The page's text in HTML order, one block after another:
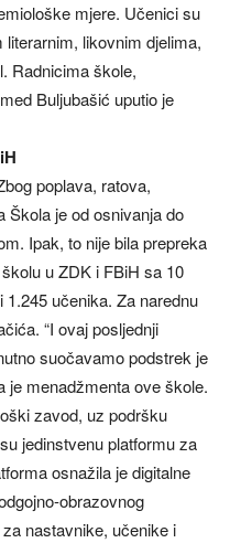
mjere. Učenici su
likovnim djelima,
Radnicima škole,
Buljubašić uputio je
poplava, ratova,
Škola je od osnivanja do
Ipak, to nije bila prepreka
u ZDK i FBiH sa 10
učenika. Za narednu
“I ovaj posljednji
suočavamo podstrek je
je menadžmenta ove škole.
zavod, uz podršku
jedinstvenu platformu za
osnažila je digitalne
obrazovnog
nastavnike, učenike i